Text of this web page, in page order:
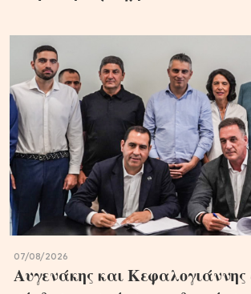
07/08/2026
Αυγενάκης και Κεφαλογιάννης